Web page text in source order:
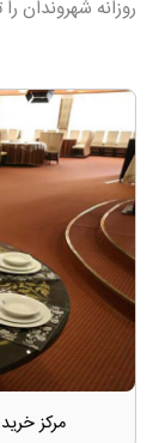
روزانه شهروندان
مرکز